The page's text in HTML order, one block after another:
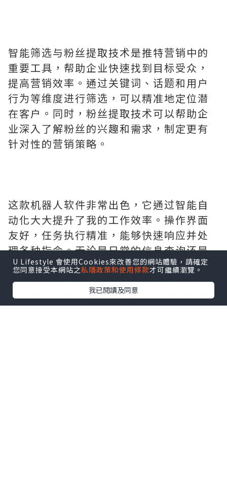
智能筛选与粉丝提取技术是推特营销中的
重要工具，帮助企业快速找到目标受众，
提高营销效率。通过关键词、话题和用户
行为等维度进行筛选，可以精准地定位潜
在客户。同时，粉丝提取技术可以帮助企
业深入了解粉丝的兴趣和需求，制定更有
针对性的营销策略。
这款机器人软件非常出色，它通过智能自
动化大大提升了我的工作效率。操作界面
友好，任务执行精准，能够快速响应并处
理各种指令。无论是日常的信息查询还是
复杂的项目管理，它都能完美胜任，为我
的工作带来了极大的便利和帮助。真心推
荐给需要高效解决方案的用户。需要的拿
U Lifestyle 會使用Cookies來改善您的網站體驗，請確定
您同意接受本網站之私隱政策和使用條款才可繼續瀏覽。
我已閱讀及同意